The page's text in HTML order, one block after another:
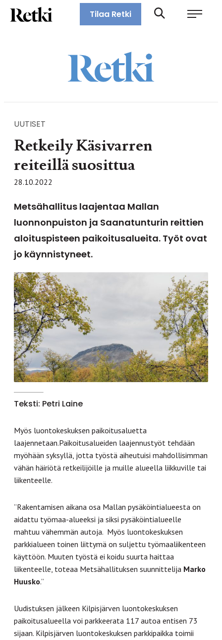
Siirry
suoraan
Retki-lehti
Tilaa Retki
UUTISET
Retkeily Käsivarren
reiteillä suosittua
28.10.2022
Metsähallitus laajentaa Mallan
luonnonpuiston ja Saanatunturin reittien
aloituspisteen paikoitusalueita. Työt ovat
jo käynnistyneet.
Teksti: Petri Laine
Myös luontokeskuksen paikoitusaluetta
laajennetaan.Paikoitusalueiden laajennustyöt tehdään
myöhään syksyllä, jotta työstä aiheutuisi mahdollisimman
vähän häiriötä retkeilijöille ja muille alueella liikkuville tai
liikenteelle.
”Rakentamisen aikana osa Mallan pysäköintialueesta on
aidattu työmaa-alueeksi ja siksi pysäköintialueelle
mahtuu vähemmän autoja. Myös luontokeskuksen
parkkialueen toinen liittymä on suljettu työmaaliikenteen
käyttöön. Muuten työstä ei koidu suurta haittaa
liikenteelle, toteaa Metsähallituksen suunnittelija Marko
Huusko.”
Uudistuksen jälkeen Kilpisjärven luontokeskuksen
paikoitusalueella voi parkkeerata 117 autoa entisen 73
sijaan. Kilpisjärven luontokeskuksen parkkipaikka toimii